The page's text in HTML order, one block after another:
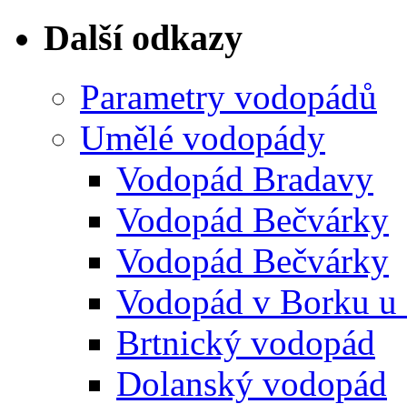
Další odkazy
Parametry vodopádů
Umělé vodopády
Vodopád Bradavy
Vodopád Bečvárky
Vodopád Bečvárky
Vodopád v Borku u
Brtnický vodopád
Dolanský vodopád